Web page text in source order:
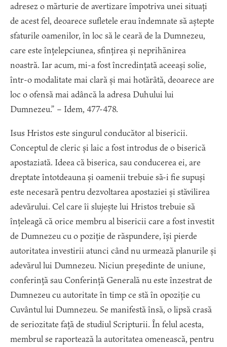
adresez o mărturie de avertizare împotriva unei situați
de acest fel, deoarece sufletele erau îndemnate să aștepte
sfaturile oamenilor, în loc să le ceară de la Dumnezeu,
care este înțelepciunea, sfințirea și neprihănirea
noastră. Iar acum, mi-a fost încredințată aceeași solie,
într-o modalitate mai clară și mai hotărâtă, deoarece are
loc o ofensă mai adâncă la adresa Duhului lui
Dumnezeu.” – Idem, 477-478.
Isus Hristos este singurul conducător al bisericii.
Conceptul de cleric și laic a fost introdus de o biserică
apostaziată. Ideea că biserica, sau conducerea ei, are
dreptate întotdeauna și oamenii trebuie să-i fie supuși
este necesară pentru dezvoltarea apostaziei și stăvilirea
adevărului. Cel care îi slujește lui Hristos trebuie să
înțeleagă că orice membru al bisericii care a fost investit
de Dumnezeu cu o poziție de răspundere, își pierde
autoritatea investirii atunci când nu urmează planurile și
adevărul lui Dumnezeu. Niciun președinte de uniune,
conferință sau Conferință Generală nu este înzestrat de
Dumnezeu cu autoritate în timp ce stă în opoziție cu
Cuvântul lui Dumnezeu. Se manifestă însă, o lipsă crasă
de seriozitate față de studiul Scripturii. În felul acesta,
membrul se raportează la autoritatea omenească, pentru